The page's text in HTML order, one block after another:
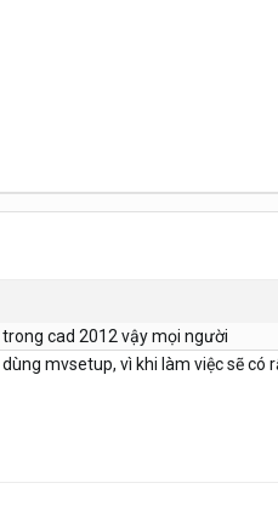
cad 2012 vậy mọi người
mvsetup, vì khi làm việc sẽ có